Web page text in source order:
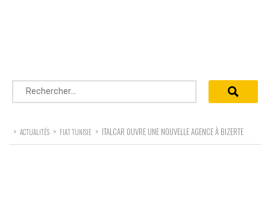
Rechercher :
> ACTUALITÉS > FIAT TUNISIE > ITALCAR OUVRE UNE NOUVELLE AGENCE À BIZERTE